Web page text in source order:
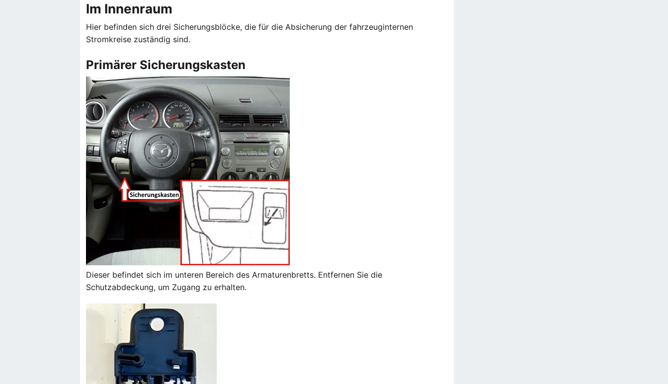
Im Innenraum
Hier befinden sich drei Sicherungsblöcke, die für die Absicherung der fahrzeuginternen
Stromkreise zuständig sind.
Primärer Sicherungskasten
Dieser befindet sich im unteren Bereich des Armaturenbretts. Entfernen Sie die
Schutzabdeckung, um Zugang zu erhalten.